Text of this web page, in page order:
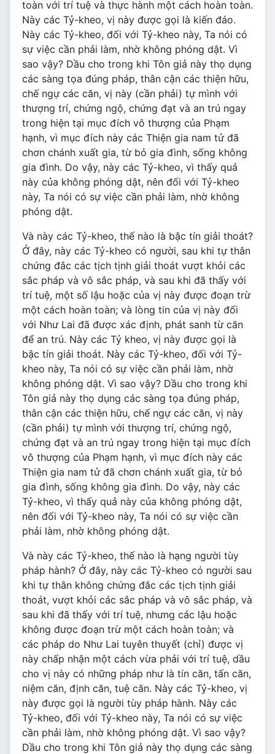
toàn với trí tuệ và thực hành một cách hoàn toàn.
Này các Tỷ-kheo, vị này được gọi là kiến đáo.
Này các Tỷ-kheo, đối với Tỷ-kheo này, Ta nói có
sự việc cần phải làm, nhờ không phóng dật. Vì
sao vậy? Dầu cho trong khi Tôn giả này thọ dụng
các sàng tọa đúng pháp, thân cận các thiện hữu,
chế ngự các căn, vị này (cần phải) tự mình với
thượng trí, chứng ngộ, chứng đạt và an trú ngay
trong hiện tại mục đích vô thượng của Phạm
hạnh, vì mục đích này các Thiện gia nam tử đã
chơn chánh xuất gia, từ bỏ gia đình, sống không
gia đình. Do vậy, này các Tỷ-kheo, vì thấy quả
này của không phóng dật, nên đối với Tỷ-kheo
này, Ta nói có sự việc cần phải làm, nhờ không
phóng dật.
Và này các Tỷ-kheo, thế nào là bậc tín giải thoát?
Ở đây, này các Tỷ-kheo có người, sau khi tự thân
chứng đắc các tịch tịnh giải thoát vượt khỏi các
sắc pháp và vô sắc pháp, và sau khi đã thấy với
trí tuệ, một số lậu hoặc của vị này được đoạn trừ
một cách hoàn toàn; và lòng tin của vị này đối
với Như Lai đã được xác định, phát sanh từ căn
để an trú. Này các Tỷ kheo, vị này được gọi là
bậc tín giải thoát. Này các Tỷ-kheo, đối với Tỷ-
kheo này, Ta nói có sự việc cần phải làm, nhờ
không phóng dật. Vì sao vậy? Dầu cho trong khi
Tôn giả này thọ dụng các sàng tọa đúng pháp,
thân cận các thiện hữu, chế ngự các căn, vị này
(cần phải) tự mình với thượng trí, chứng ngộ,
chứng đạt và an trú ngay trong hiện tại mục đích
vô thượng của Phạm hạnh, vì mục đích này các
Thiện gia nam tử đã chơn chánh xuất gia, từ bỏ
gia đình, sống không gia đình. Do vậy, này các
Tỷ-kheo, vì thấy quả này của không phóng dật,
nên đối với Tỷ-kheo này, Ta nói có sự việc cần
phải làm, nhờ không phóng dật.
Và này các Tỷ-kheo, thế nào là hạng người tùy
pháp hành? Ở đây, này các Tỷ-kheo có người sau
khi tự thân không chứng đắc các tịch tịnh giải
thoát, vượt khỏi các sắc pháp và vô sắc pháp, và
sau khi đã thấy với trí tuệ, nhưng các lậu hoặc
không được đoạn trừ một cách hoàn toàn; và
các pháp do Như Lai tuyên thuyết (chỉ) được vị
này chấp nhận một cách vừa phải với trí tuệ, dầu
cho vị này có những pháp như là tín căn, tấn căn,
niệm căn, định căn, tuệ căn. Này các Tỷ-kheo, vị
này được gọi là người tùy pháp hành. Này các
Tỷ-kheo, đối với Tỷ-kheo này, Ta nói có sự việc
cần phải làm, nhờ không phóng dật. Vì sao vậy?
Dầu cho trong khi Tôn giả này thọ dụng các sàng